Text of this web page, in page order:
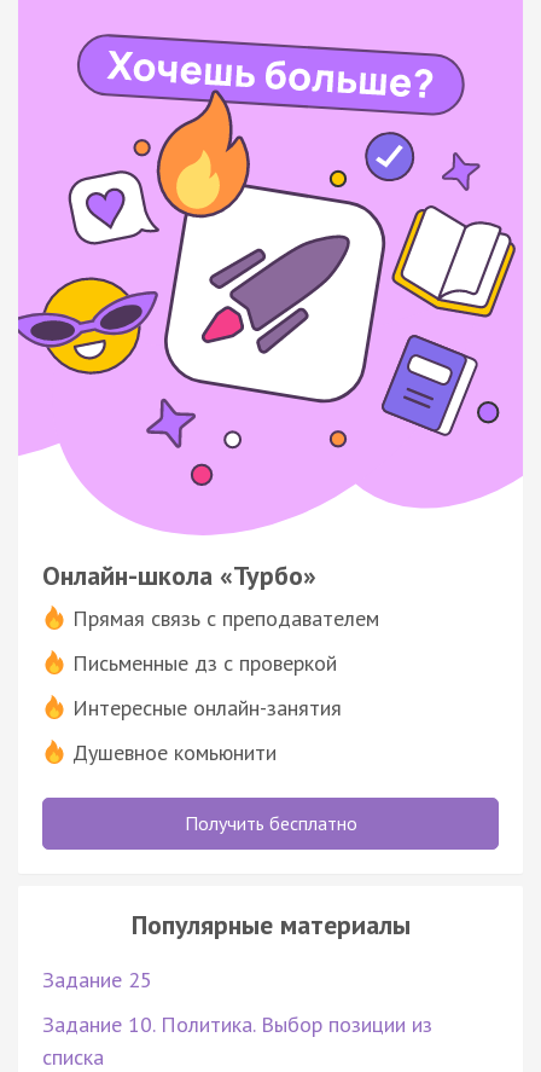
Онлайн-школа «Турбо»
Прямая связь с преподавателем
Письменные дз с проверкой
Интересные онлайн-занятия
Душевное комьюнити
Получить бесплатно
Популярные материалы
Задание 25
Задание 10. Политика. Выбор позиции из
списка